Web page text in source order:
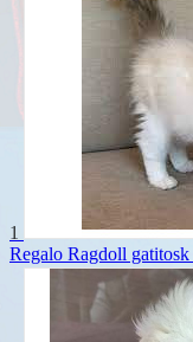
1
Regalo Ragdoll gatitosk